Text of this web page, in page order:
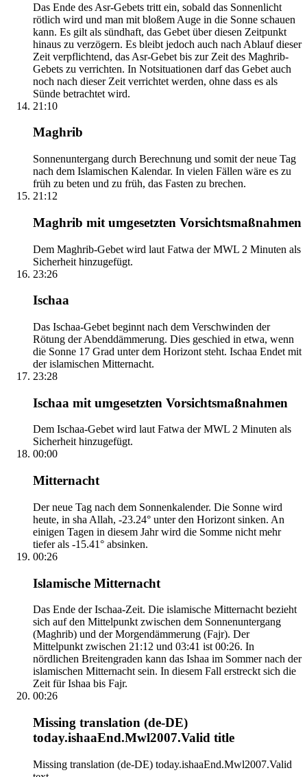
Das Ende des Asr-Gebets tritt ein, sobald das Sonnenlicht
rötlich wird und man mit bloßem Auge in die Sonne schauen
kann. Es gilt als sündhaft, das Gebet über diesen Zeitpunkt
hinaus zu verzögern. Es bleibt jedoch auch nach Ablauf dieser
Zeit verpflichtend, das Asr-Gebet bis zur Zeit des Maghrib-
Gebets zu verrichten. In Notsituationen darf das Gebet auch
noch nach dieser Zeit verrichtet werden, ohne dass es als
Sünde betrachtet wird.
21:10
Maghrib
Sonnenuntergang durch Berechnung und somit der neue Tag
nach dem Islamischen Kalendar. In vielen Fällen wäre es zu
früh zu beten und zu früh, das Fasten zu brechen.
21:12
Maghrib mit umgesetzten Vorsichtsmaßnahmen
Dem Maghrib-Gebet wird laut Fatwa der MWL 2 Minuten als
Sicherheit hinzugefügt.
23:26
Ischaa
Das Ischaa-Gebet beginnt nach dem Verschwinden der
Rötung der Abenddämmerung. Dies geschied in etwa, wenn
die Sonne 17 Grad unter dem Horizont steht. Ischaa Endet mit
der islamischen Mitternacht.
23:28
Ischaa mit umgesetzten Vorsichtsmaßnahmen
Dem Ischaa-Gebet wird laut Fatwa der MWL 2 Minuten als
Sicherheit hinzugefügt.
00:00
Mitternacht
Der neue Tag nach dem Sonnenkalender. Die Sonne wird
heute, in sha Allah, -23.24° unter den Horizont sinken. An
einigen Tagen in diesem Jahr wird die Somme nicht mehr
tiefer als -15.41° absinken.
00:26
Islamische Mitternacht
Das Ende der Ischaa-Zeit. Die islamische Mitternacht bezieht
sich auf den Mittelpunkt zwischen dem Sonnenuntergang
(Maghrib) und der Morgendämmerung (Fajr). Der
Mittelpunkt zwischen 21:12 und 03:41 ist 00:26. In
nördlichen Breitengraden kann das Ishaa im Sommer nach der
islamischen Mitternacht sein. In diesem Fall erstreckt sich die
Zeit für Ishaa bis Fajr.
00:26
Missing translation (de-DE)
today.ishaaEnd.Mwl2007.Valid title
Missing translation (de-DE) today.ishaaEnd.Mwl2007.Valid